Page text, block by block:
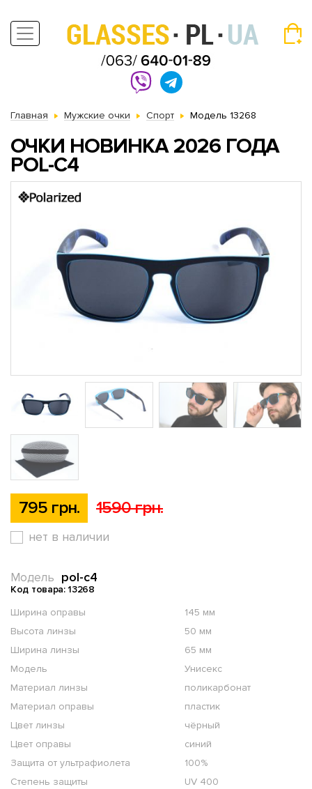
Главная Мужские очки Спорт Модель 13268
ОЧКИ НОВИНКА 2026 ГОДА
POL-C4
795 грн. 1590 грн.
нет в наличии
pol-c4
Модель
Код товара: 13268
Ширина оправы
145 мм
Высота линзы
50 мм
Ширина линзы
65 мм
Модель
Унисекс
Материал линзы
поликарбонат
Материал оправы
пластик
Цвет линзы
чёрный
Цвет оправы
синий
Защита от ультрафиолета
100%
Степень защиты
UV 400